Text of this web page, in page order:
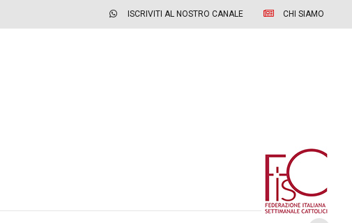
ISCRIVITI AL NOSTRO CANALE CHI SIAMO